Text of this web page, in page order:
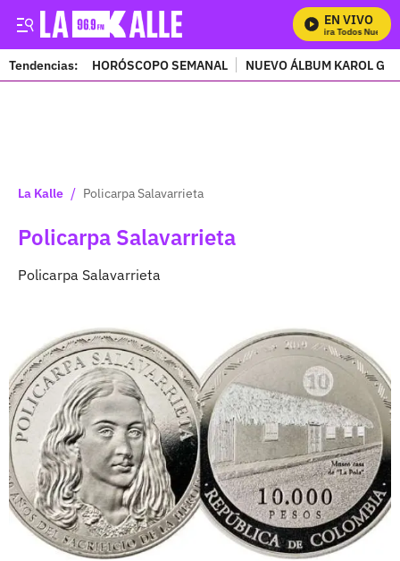
EN VIVO
Mira Todos
Tendencias: HORÓSCOPO SEMANAL NUEVO ÁLBUM KAROL G
La Kalle / Policarpa Salavarrieta
Policarpa Salavarrieta
Policarpa Salavarrieta